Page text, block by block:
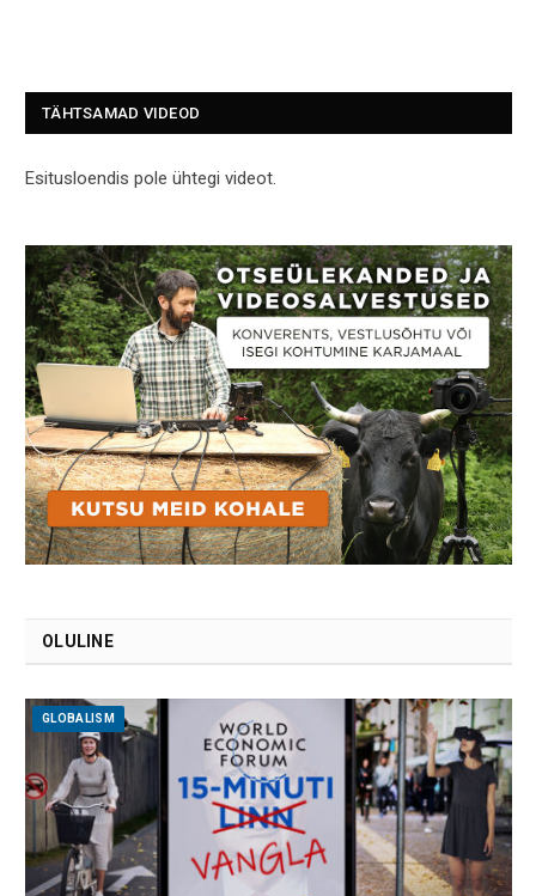
TÄHTSAMAD VIDEOD
Esitusloendis pole ühtegi videot.
OLULINE
GLOBALISM